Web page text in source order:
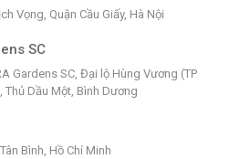
Vọng, Quận Cầu Giấy, Hà Nội
SC
Gardens SC, Đại lộ Hùng Vương (TP
Thủ Dầu Một, Bình Dương
Bình, Hồ Chí Minh